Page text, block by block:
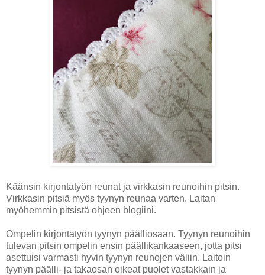
Käänsin kirjontatyön reunat ja virkkasin reunoihin pitsin.
Virkkasin pitsiä myös tyynyn reunaa varten. Laitan
myöhemmin pitsistä ohjeen blogiini.
Ompelin kirjontatyön tyynyn päälliosaan. Tyynyn reunoihin
tulevan pitsin ompelin ensin päällikankaaseen, jotta pitsi
asettuisi varmasti hyvin tyynyn reunojen väliin. Laitoin
tyynyn päälli- ja takaosan oikeat puolet vastakkain ja